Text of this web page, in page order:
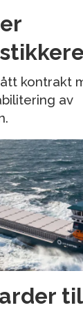
kontrakt
av
til